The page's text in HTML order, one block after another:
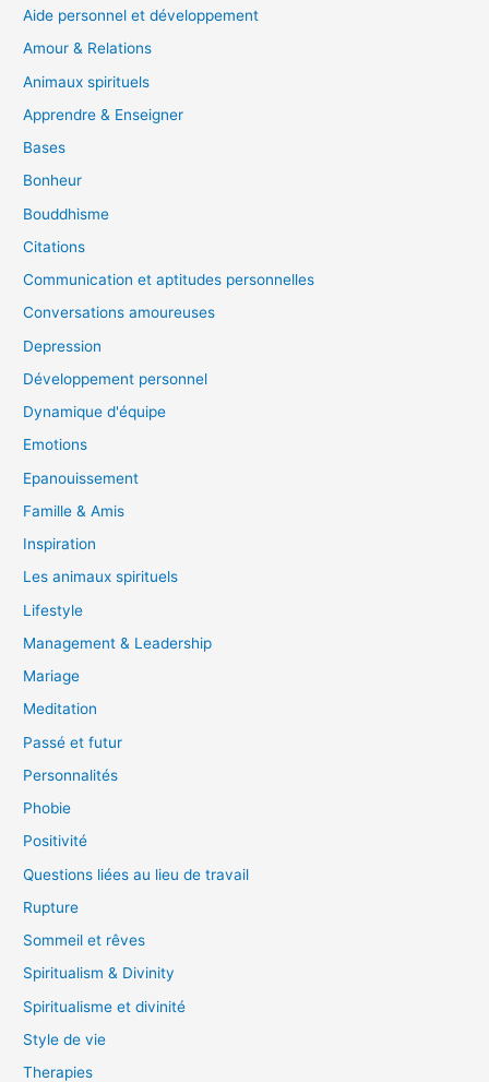
Aide personnel et développement
Amour & Relations
Animaux spirituels
Apprendre & Enseigner
Bases
Bonheur
Bouddhisme
Citations
Communication et aptitudes personnelles
Conversations amoureuses
Depression
Développement personnel
Dynamique d'équipe
Emotions
Epanouissement
Famille & Amis
Inspiration
Les animaux spirituels
Lifestyle
Management & Leadership
Mariage
Meditation
Passé et futur
Personnalités
Phobie
Positivité
Questions liées au lieu de travail
Rupture
Sommeil et rêves
Spiritualism & Divinity
Spiritualisme et divinité
Style de vie
Therapies